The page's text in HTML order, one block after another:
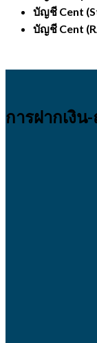
บัญชี Cent
บัญชี Cent
การฝากเงิน